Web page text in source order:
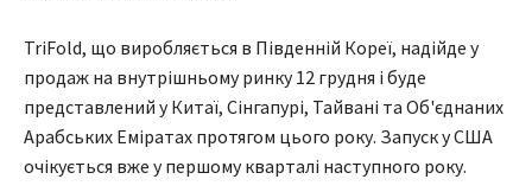
TriFold, що виробляється в Південній Кореї, надійде у
продаж на внутрішньому ринку 12 грудня і буде
представлений у Китаї, Сінгапурі, Тайвані та Об'єднаних
Арабських Еміратах протягом цього року. Запуск у США
очікується вже у першому кварталі наступного року.